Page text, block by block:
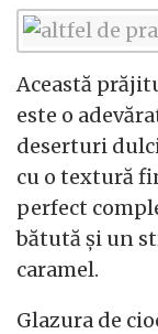
Această
este o
deserturi
cu o textură
perfect
bătută și un
caramel.
Glazura de